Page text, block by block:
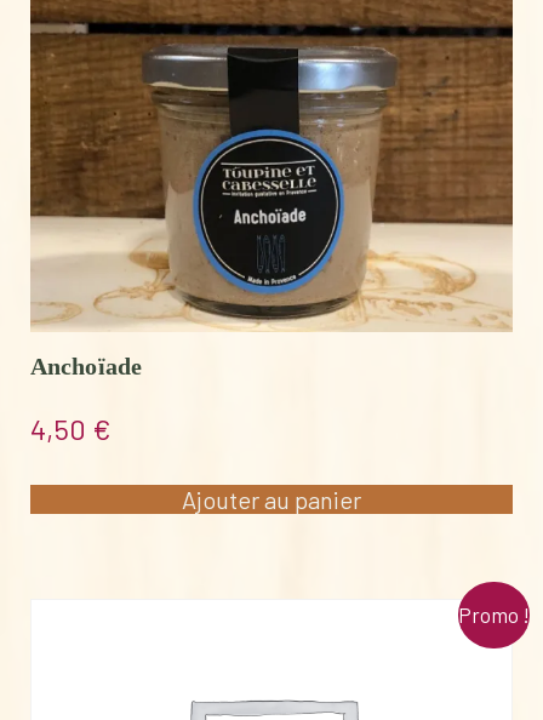
Anchoïade
4,50 €
Ajouter au panier
Promo !